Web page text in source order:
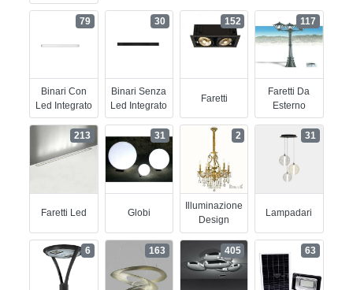
Binari Con
Led Integrato
79
Binari Senza
Led Integrato
30
Faretti
152
Faretti Da
Esterno
117
Faretti Led
213
Globi
31
Illuminazione
Design
2
Lampadari
31
6 163 405 63